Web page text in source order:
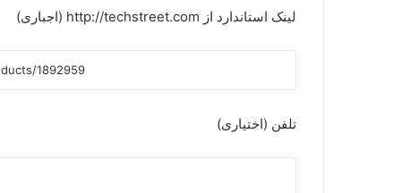
لینک استاندارد از http://techstreet.com (اجباری)
تلفن (اختیاری)